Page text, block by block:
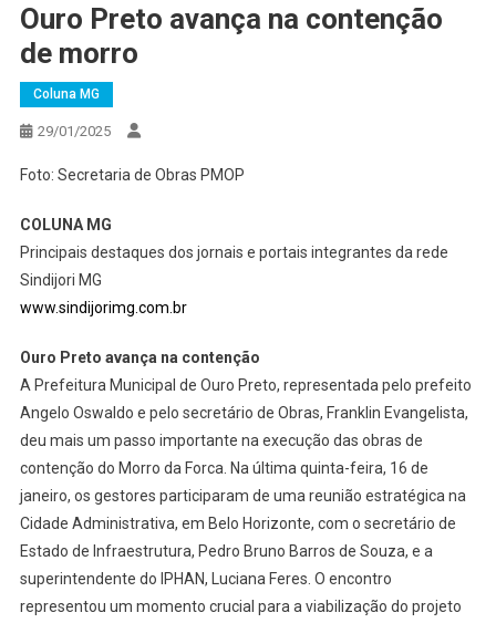
Ouro Preto avança na contenção
de morro
Coluna MG
29/01/2025
Foto: Secretaria de Obras PMOP
COLUNA MG
Principais destaques dos jornais e portais integrantes da rede
Sindijori MG
www.sindijorimg.com.br
Ouro Preto avança na contenção
A Prefeitura Municipal de Ouro Preto, representada pelo prefeito
Angelo Oswaldo e pelo secretário de Obras, Franklin Evangelista,
deu mais um passo importante na execução das obras de
contenção do Morro da Forca. Na última quinta-feira, 16 de
janeiro, os gestores participaram de uma reunião estratégica na
Cidade Administrativa, em Belo Horizonte, com o secretário de
Estado de Infraestrutura, Pedro Bruno Barros de Souza, e a
superintendente do IPHAN, Luciana Feres. O encontro
representou um momento crucial para a viabilização do projeto